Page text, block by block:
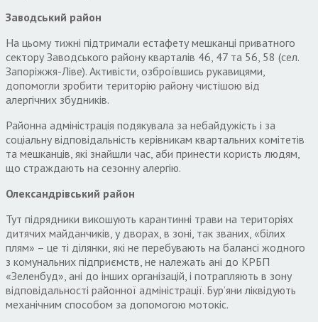
Заводський район
На цьому тижні підтримали естафету мешканці приватного
сектору Заводського району кварталів 46, 47 та 56, 58 (сел.
Запоріжжя-Ліве). Активісти, озброївшись рукавицями,
допомогли зробити територію району чистішою від
алергічних збудників.
Районна адміністрація подякувала за небайдужість і за
соціальну відповідальність керівникам квартальних комітетів
та мешканців, які знайшли час, аби принести користь людям,
що страждають на сезонну алергію.
Олександрівський район
Тут підрядники викошують карантинні трави на територіях
дитячих майданчиків, у дворах, в зоні, так званих, «білих
плям» – це ті ділянки, які не перебувають на балансі жодного
з комунальних підприємств, не належать ані до КРБП
«Зеленбуд», ані до інших організацій, і потрапляють в зону
відповідальності районної адміністрації. Бур’яни ліквідують
механічним способом за допомогою мотокіс.